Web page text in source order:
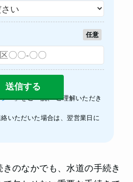
任意
ー」をご一読、 ご理解いただき
いただいた場合は、翌営業日に
のなかでも、水道の手続き